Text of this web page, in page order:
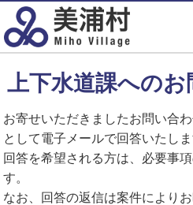
上下水道課へのお
お寄せいただきましたお問い合
として電子メールで回答いたしま
回答を希望される方は、必要事
す。
なお、回答の返信は案件により